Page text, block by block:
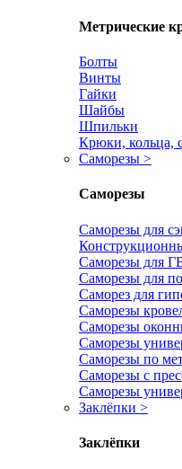
Метрические
Болты
Винты
Гайки
Шайбы
Шпильки
Крюки, кольца,
Саморезы >
Саморезы
Саморезы для
Саморезы для
Саморезы для
Саморез для
Саморезы
Саморезы
Саморезы
Саморезы по
Саморезы с
Саморезы
Заклёпки >
Заклёпки